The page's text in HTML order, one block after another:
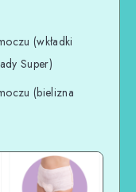
(wkładki
Super)
(bielizna